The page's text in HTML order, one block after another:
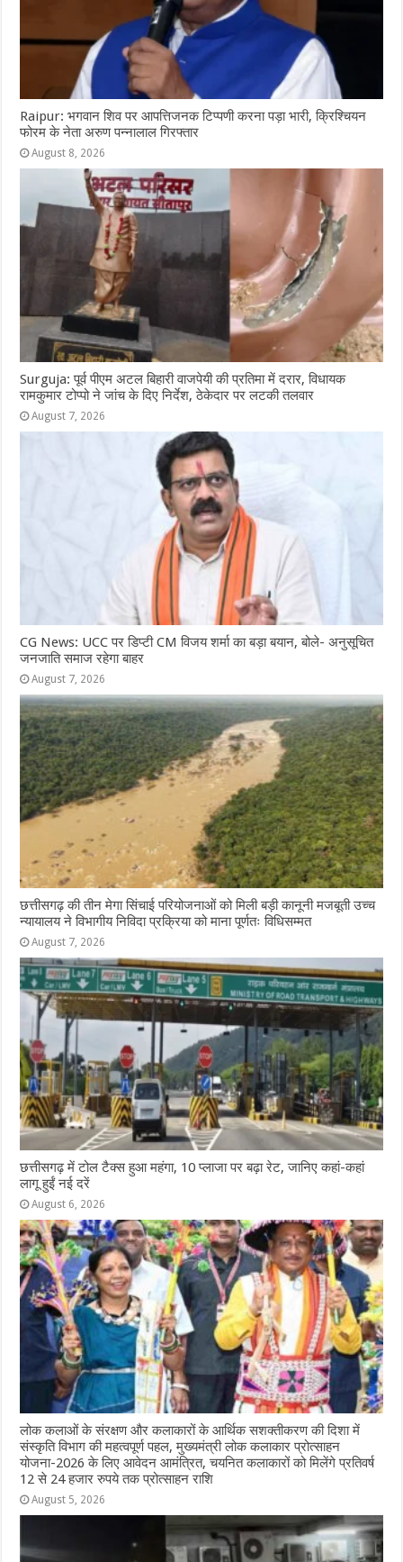
Raipur: भगवान शिव पर आपत्तिजनक टिप्पणी करना पड़ा भारी, क्रिश्चियन
फोरम के नेता अरुण पन्नालाल गिरफ्तार
August 8, 2026
Surguja: पूर्व पीएम अटल बिहारी वाजपेयी की प्रतिमा में दरार, विधायक
रामकुमार टोप्पो ने जांच के दिए निर्देश, ठेकेदार पर लटकी तलवार
August 7, 2026
CG News: UCC पर डिप्टी CM विजय शर्मा का बड़ा बयान, बोले- अनुसूचित
जनजाति समाज रहेगा बाहर
August 7, 2026
छत्तीसगढ़ की तीन मेगा सिंचाई परियोजनाओं को मिली बड़ी कानूनी मजबूती उच्च
न्यायालय ने विभागीय निविदा प्रक्रिया को माना पूर्णतः विधिसम्मत
August 7, 2026
छत्तीसगढ़ में टोल टैक्स हुआ महंगा, 10 प्लाजा पर बढ़ा रेट, जानिए कहां-कहां
लागू हुईं नई दरें
August 6, 2026
लोक कलाओं के संरक्षण और कलाकारों के आर्थिक सशक्तीकरण की दिशा में
संस्कृति विभाग की महत्वपूर्ण पहल, मुख्यमंत्री लोक कलाकार प्रोत्साहन
योजना-2026 के लिए आवेदन आमंत्रित, चयनित कलाकारों को मिलेंगे प्रतिवर्ष
12 से 24 हजार रुपये तक प्रोत्साहन राशि
August 5, 2026